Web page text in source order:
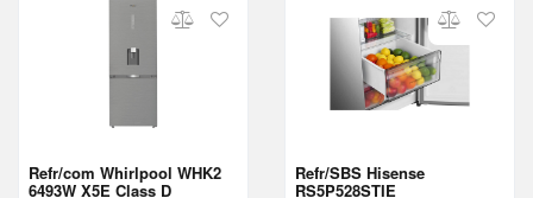
Refr/com Whirlpool WHK2
6493W X5E Class D
Refr/SBS Hisense
RS5P528STIE